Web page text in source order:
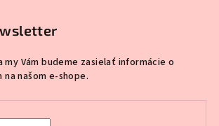
my Vám budeme zasielať informácie o
našom e-shope.